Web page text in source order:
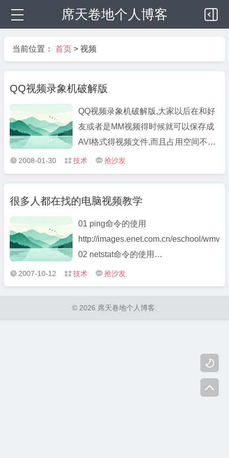
席天卷地个人博客


当前位置： 首页 > 视频
QQ视频录象机破解版
QQ视频录象机破解版,大家以后在和好
友或者是MM视频得时候就可以保存成
AVI格式得视频文件,而且占用空间不大,
软件是绿色版得(250K),也比较好用!! 有
用得朋友可以收藏 QQ视频录象机破解
 2008-01-30  技术  抢沙发
很多人都在找的电脑视频教学
01 ping命令的使用
http://images.enet.com.cn/eschool/wmv/
02 netstat命令的使用
http://images.enet.com.cn/eschool/wmv/
03 tasklist和taskkill的使用
 2007-10-12  技术  抢沙发
© 2026 席天卷地个人博客.